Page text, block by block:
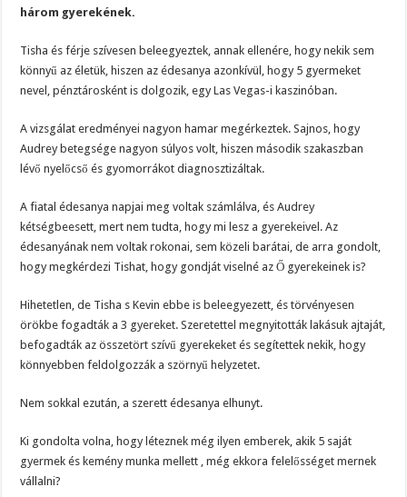
három gyerekének.
Tisha és férje szívesen beleegyeztek, annak ellenére, hogy nekik sem
könnyű az életük, hiszen az édesanya azonkívül, hogy 5 gyermeket
nevel, pénztárosként is dolgozik, egy Las Vegas-i kaszinóban.
A vizsgálat eredményei nagyon hamar megérkeztek. Sajnos, hogy
Audrey betegsége nagyon súlyos volt, hiszen második szakaszban
lévő nyelőcső és gyomorrákot diagnosztizáltak.
A fiatal édesanya napjai meg voltak számlálva, és Audrey
kétségbeesett, mert nem tudta, hogy mi lesz a gyerekeivel. Az
édesanyának nem voltak rokonai, sem közeli barátai, de arra gondolt,
hogy megkérdezi Tishat, hogy gondját viselné az Ő gyerekeinek is?
Hihetetlen, de Tisha s Kevin ebbe is beleegyezett, és törvényesen
örökbe fogadták a 3 gyereket. Szeretettel megnyitották lakásuk ajtaját,
befogadták az összetört szívű gyerekeket és segítettek nekik, hogy
könnyebben feldolgozzák a szörnyű helyzetet.
Nem sokkal ezután, a szerett édesanya elhunyt.
Ki gondolta volna, hogy léteznek még ilyen emberek, akik 5 saját
gyermek és kemény munka mellett , még ekkora felelősséget mernek
vállalni?